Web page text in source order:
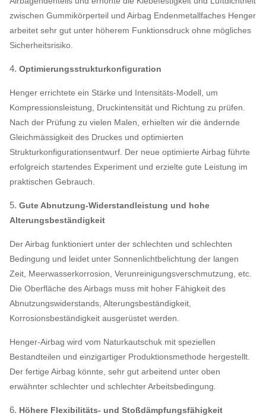
zwischen Gummikörperteil und Airbag Endenmetallfaches Henger
arbeitet sehr gut unter höherem Funktionsdruck ohne mögliches
Sicherheitsrisiko.
4. Optimierungsstrukturkonfiguration
Henger errichtete ein Stärke und Intensitäts-Modell, um
Kompressionsleistung, Druckintensität und Richtung zu prüfen.
Nach der Prüfung zu vielen Malen, erhielten wir die ändernde
Gleichmässigkeit des Druckes und optimierten
Strukturkonfigurationsentwurf. Der neue optimierte Airbag führte
erfolgreich startendes Experiment und erzielte gute Leistung im
praktischen Gebrauch.
5. Gute Abnutzung-Widerstandleistung und hohe
Alterungsbeständigkeit
Der Airbag funktioniert unter der schlechten und schlechten
Bedingung und leidet unter Sonnenlichtbelichtung der langen
Zeit, Meerwasserkorrosion, Verunreinigungsverschmutzung, etc.
Die Oberfläche des Airbags muss mit hoher Fähigkeit des
Abnutzungswiderstands, Alterungsbeständigkeit,
Korrosionsbeständigkeit ausgerüstet werden.
Henger-Airbag wird vom Naturkautschuk mit speziellen
Bestandteilen und einzigartiger Produktionsmethode hergestellt.
Der fertige Airbag könnte, sehr gut arbeitend unter oben
erwähnter schlechter und schlechter Arbeitsbedingung.
6. Höhere Flexibilitäts- und Stoßdämpfungsfähigkeit